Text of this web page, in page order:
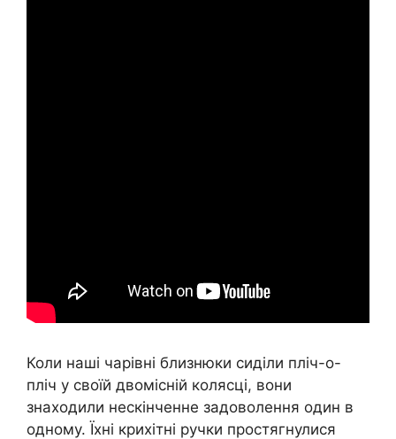
Коли наші чарівні близнюки сиділи пліч-о-
пліч у своїй двомісній колясці, вони
знаходили нескінченне задоволення один в
одному. Їхні крихітні ручки простягнулися